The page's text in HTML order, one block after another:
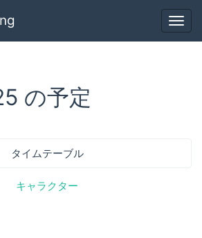
の予定
タイムテーブル
キャラクター